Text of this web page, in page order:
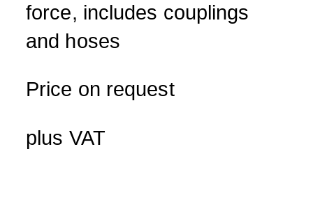
force, includes couplings
and hoses
Price on request
plus VAT